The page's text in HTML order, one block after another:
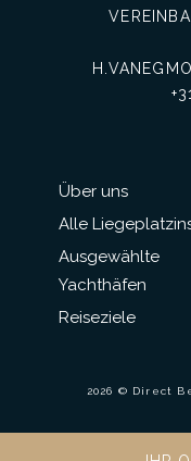
Über uns
Alle
Ausgewählte
Yachthäfen
Reiseziele
2026 © Direct